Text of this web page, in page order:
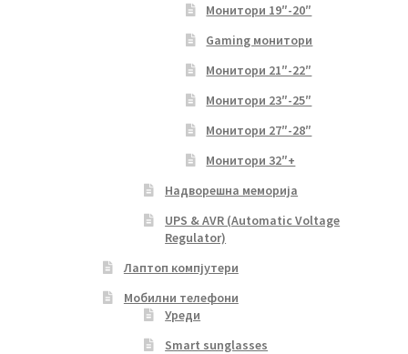
Монитори 19″-20″
Gaming монитори
Монитори 21″-22″
Монитори 23″-25″
Монитори 27″-28″
Монитори 32″+
Надворешна меморија
UPS & AVR (Automatic Voltage
Regulator)
Лаптоп компјутери
Мобилни телефони
Уреди
Smart sunglasses